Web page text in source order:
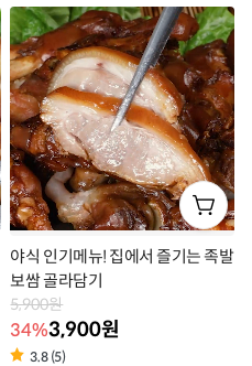
라
벨
야식 인기메뉴! 집에서 즐기는 족발
보쌈 골라담기
5,900원
34%3,900원
3.8 (5)